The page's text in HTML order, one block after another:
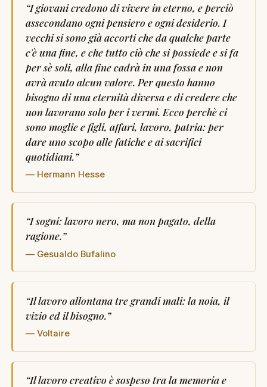
“I giovani credono di vivere in eterno, e perciò
assecondano ogni pensiero e ogni desiderio. I
vecchi si sono già accorti che da qualche parte
c'è una fine, e che tutto ciò che si possiede e si fa
per sè soli, alla fine cadrà in una fossa e non
avrà avuto alcun valore. Per questo hanno
bisogno di una eternità diversa e di credere che
non lavorano solo per i vermi. Ecco perchè ci
sono moglie e figli, affari, lavoro, patria: per
dare uno scopo alle fatiche e ai sacrifici
quotidiani.”
— Hermann Hesse
“I sogni: lavoro nero, ma non pagato, della
ragione.”
— Gesualdo Bufalino
“Il lavoro allontana tre grandi mali: la noia, il
vizio ed il bisogno.”
— Voltaire
“Il lavoro creativo è sospeso tra la memoria e